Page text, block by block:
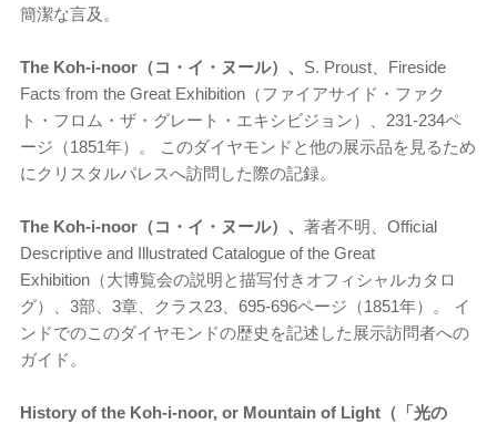
簡潔な言及。
The Koh-i-noor（コ・イ・ヌール）、 S. Proust、Fireside
Facts from the Great Exhibition（ファイアサイド・ファク
ト・フロム・ザ・グレート・エキシビジョン）、231-234ペ
ージ（1851年）。 このダイヤモンドと他の展示品を見るため
にクリスタルパレスへ訪問した際の記録。
The Koh-i-noor（コ・イ・ヌール）、 著者不明、Official
Descriptive and Illustrated Catalogue of the Great
Exhibition（大博覧会の説明と描写付きオフィシャルカタロ
グ）、3部、3章、クラス23、695-696ページ（1851年）。 イ
ンドでのこのダイヤモンドの歴史を記述した展示訪問者への
ガイド。
History of the Koh-i-noor, or Mountain of Light（「光の